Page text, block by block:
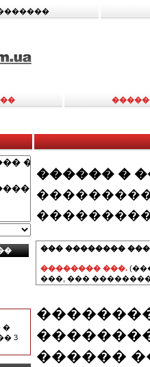
�
3
������ �
��� ��������
�������� ���.
���, ���
��������
������